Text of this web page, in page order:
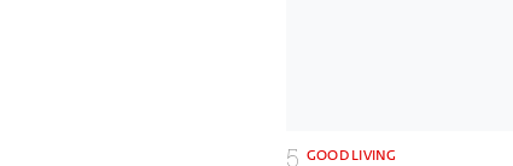
GOOD LIVING